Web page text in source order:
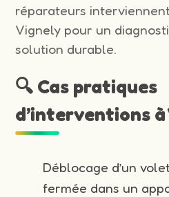
réparateurs
Vignely pour un
solution durable.
🔍 Cas pratiques
d’interventions
Déblocage d’un
fermée dans un